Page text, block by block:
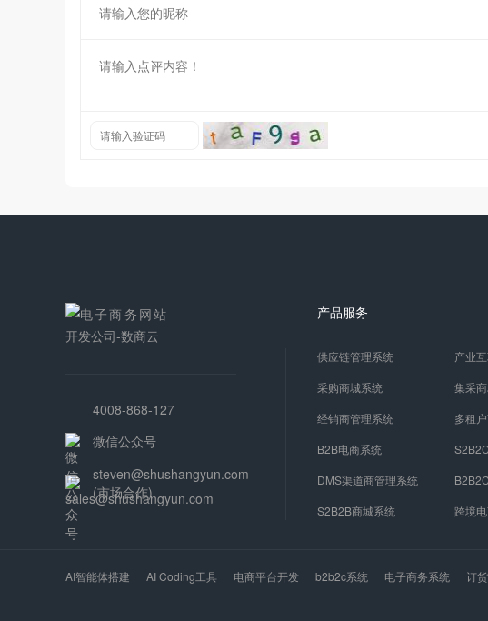
4008-868-127
微信公众号
steven@shushangyun.com
(市场合作)
产品服务
供应链管理系统
产业
采购商城系统
集采
经销商管理系统
多租
B2B电商系统
DMS渠道商管理系统
S2B2B商城系统
跨境
AI智能体搭建 AI Coding工具 电商平台开发 b2b2c系统 电子商务系统 订